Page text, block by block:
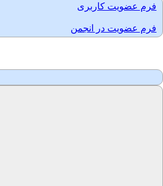
فرم عضویت کاربری
فرم عضویت در انجمن